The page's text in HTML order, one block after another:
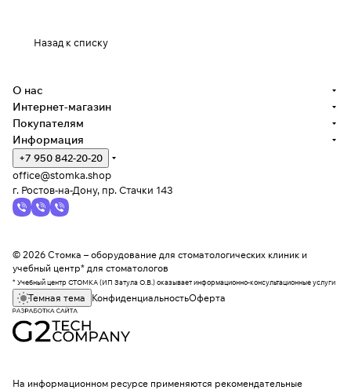
Назад к списку
О нас
Интернет-магазин
Покупателям
Информация
+7 950 842-20-20
office@stomka.shop
г. Ростов-на-Дону, пр. Стачки 143
© 2026 Стомка – оборудование для стоматологических клиник и
учебный центр* для стоматологов
* Учебный центр СТОМКА (ИП Затула О.В.) оказывает информационно-консультационные услуги
Темная тема КонфиденциальностьОферта
На информационном ресурсе применяются рекомендательные